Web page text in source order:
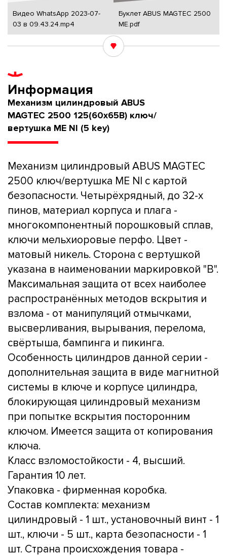
Видео WhatsApp 2023-07-
03 в 09.43.24.mp4
Буклет ABUS MAGTEC 2500
ME.pdf
Информация
Механизм цилиндровый ABUS
MAGTEC 2500 125(60x65В) ключ/
вертушка ME NI (5 key)
Механизм цилиндровый ABUS MAGTEC
2500 ключ/вертушка ME NI с картой
безопасности. Четырёхрядный, до 32-х
пинов, материал корпуса и плага -
многокомпонентный порошковый сплав,
ключи мельхиоровые перфо. Цвет -
матовый никель. Сторона с вертушкой
указана в наименовании маркировкой "B".
Максимальная защита от всех наиболее
распространённых методов вскрытия и
взлома - от манипуляций отмычками,
высверливания, вырывания, перелома,
свёртыша, бампинга и пикинга.
Особенность цилиндров данной серии -
дополнительная защита в виде магнитной
системы в ключе и корпусе цилиндра,
блокирующая цилиндровый механизм
при попытке вскрытия посторонним
ключом. Имеется защита от копирования
ключа.
Класс взломостойкости - 4, высший.
Гарантия 10 лет.
Упаковка - фирменная коробка.
Состав комплекта: механизм
цилиндровый - 1 шт., установочный винт - 1
шт., ключи - 5 шт., карта безопасности - 1
шт. Страна происхождения товара -